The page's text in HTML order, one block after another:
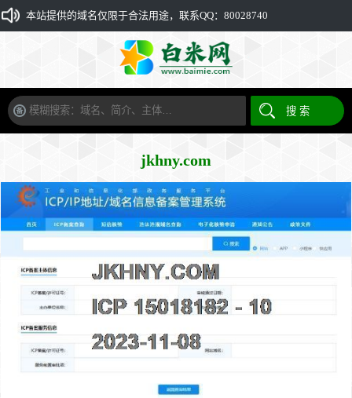
本站提供的域名仅限于合法用途，联系QQ：80028740
jkhny.com